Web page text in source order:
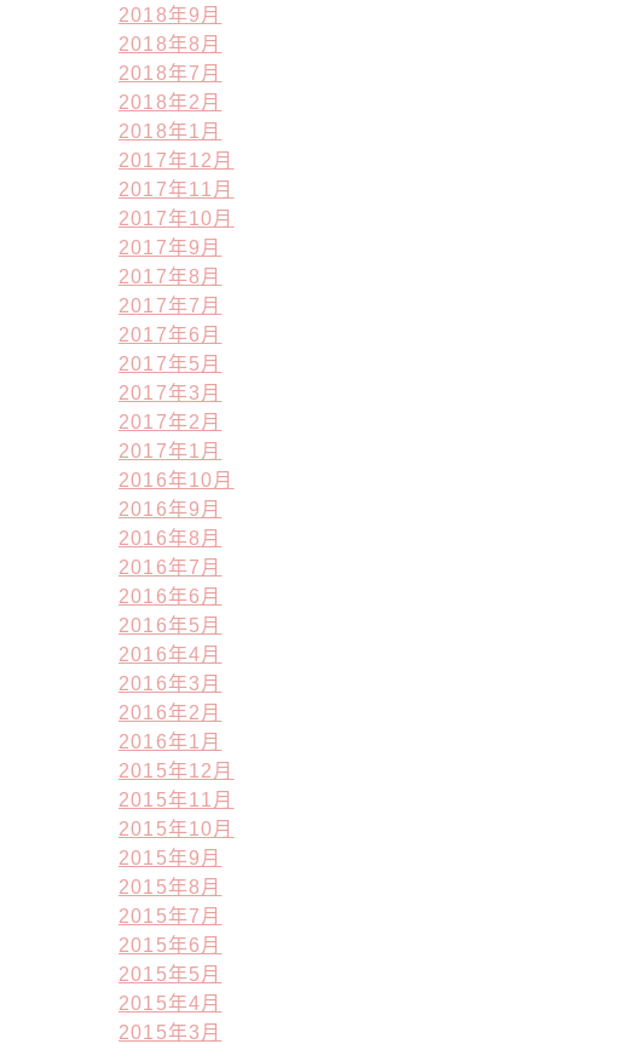
2018年9月
2018年8月
2018年7月
2018年2月
2018年1月
2017年12月
2017年11月
2017年10月
2017年9月
2017年8月
2017年7月
2017年6月
2017年5月
2017年3月
2017年2月
2017年1月
2016年10月
2016年9月
2016年8月
2016年7月
2016年6月
2016年5月
2016年4月
2016年3月
2016年2月
2016年1月
2015年12月
2015年11月
2015年10月
2015年9月
2015年8月
2015年7月
2015年6月
2015年5月
2015年4月
2015年3月